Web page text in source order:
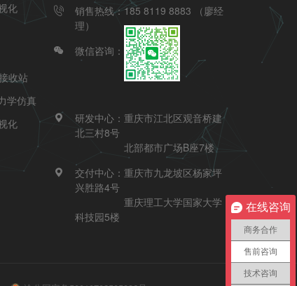
化
收站
学仿真
化

销售热线：185 8119 8883 （廖经
理）
 微信咨询：

研发中心：重庆市江北区观音桥建
北三村8号
北部都市广场B座7楼

交付中心：重庆市九龙坡区杨家坪
兴胜路4号
重庆理工大学国家大学
科技园5楼
在线咨询
商务合作
售前咨询
技术咨询